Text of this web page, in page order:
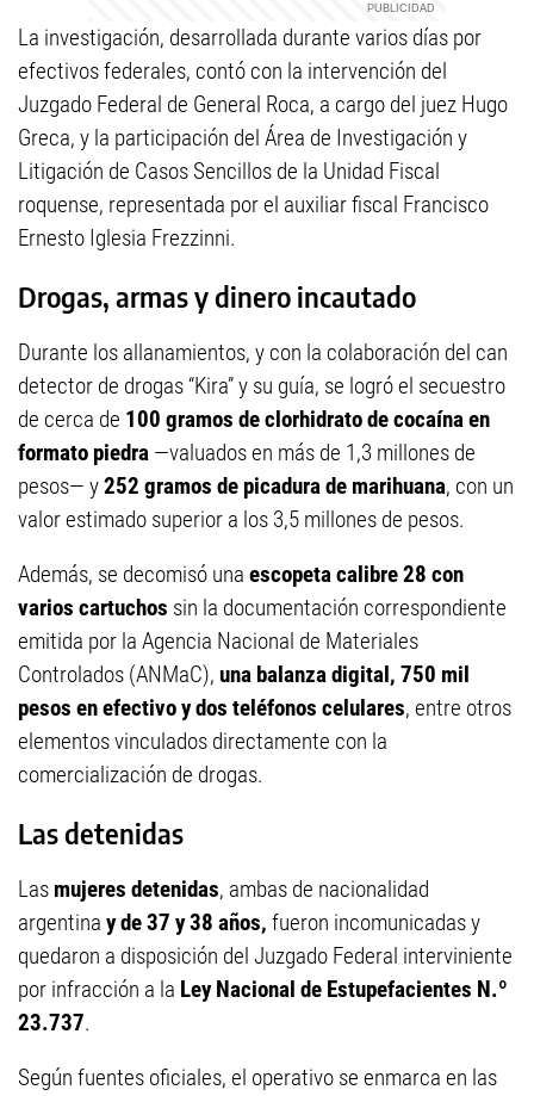
La investigación, desarrollada durante varios días por
efectivos federales, contó con la intervención del
Juzgado Federal de General Roca, a cargo del juez Hugo
Greca, y la participación del Área de Investigación y
Litigación de Casos Sencillos de la Unidad Fiscal
roquense, representada por el auxiliar fiscal Francisco
Ernesto Iglesia Frezzinni.
Drogas, armas y dinero incautado
Durante los allanamientos, y con la colaboración del can
detector de drogas “Kira” y su guía, se logró el secuestro
de cerca de 100 gramos de clorhidrato de cocaína en
formato piedra —valuados en más de 1,3 millones de
pesos— y252 gramos de picadura de marihuana, con un
valor estimado superior a los 3,5 millones de pesos.
Además, se decomisó una escopeta calibre 28 con
varios cartuchos sin la documentación correspondiente
emitida por la Agencia Nacional de Materiales
Controlados (ANMaC), una balanza digital, 750 mil
pesos en efectivo y dos teléfonos celulares, entre otros
elementos vinculados directamente con la
comercialización de drogas.
Las detenidas
Las mujeres detenidas, ambas de nacionalidad
argentina y de 37 y 38 años, fueron incomunicadas y
quedaron a disposición del Juzgado Federal interviniente
por infracción a la Ley Nacional de Estupefacientes N.º
23.737.
Según fuentes oficiales, el operativo se enmarca en las